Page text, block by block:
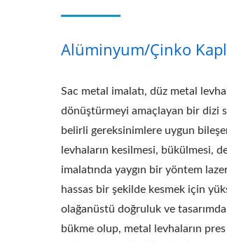
Alüminyum/çinko
Sac metal imalatı, düz metal
dönüştürmeyi amaçlayan bir dizi
belirli gereksinimlere uygun
levhaların kesilmesi, bükülmesi,
imalatında yaygın bir yöntem
hassas bir şekilde kesmek için
olağanüstü doğruluk ve
bükme olup, metal levhaların